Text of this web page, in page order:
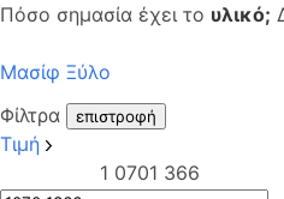
Πόσο σημασία έχει το υλικό;
Μασίφ Ξύλο
Φίλτρα
επιστροφή
Τιμή
1 0701 366